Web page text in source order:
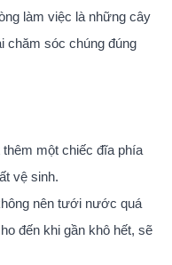
làm việc là những cây
chăm sóc chúng đúng
một chiếc đĩa phía
vệ sinh.
nên tưới nước quá
đến khi gần khô hết, sẽ